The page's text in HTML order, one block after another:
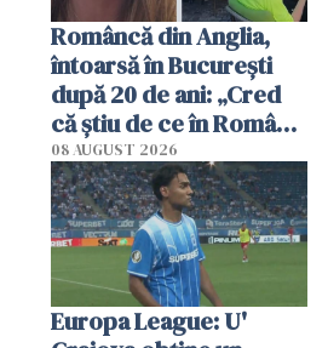
Româncă din Anglia,
întoarsă în București
după 20 de ani: „Cred
că știu de ce în România
se trăiește mai bine ca
în Anglia. E schimbat"
08 AUGUST 2026
Europa League: U'